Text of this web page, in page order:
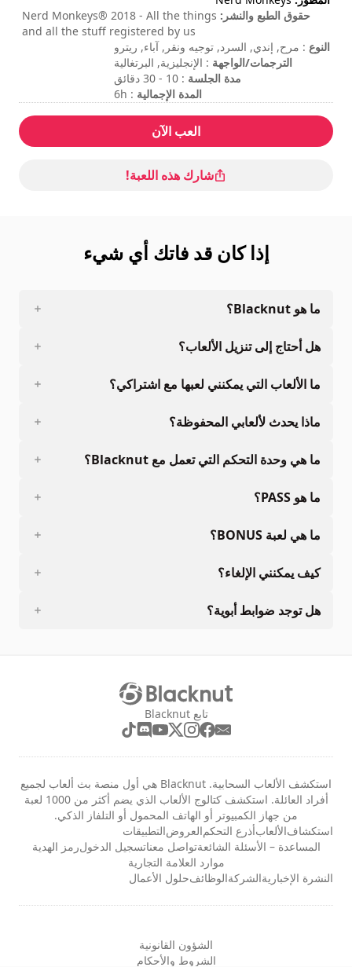
حقوق الطبع والنشر: Nerd Monkeys® 2018 - All the things
and all the stuff registered by us
النوع : مرح, إندي, السرد, توجيه ونقر, آباء, ريترو
الترجمات/الواجهة : الإنجليزية, البرتغالية
مدة الجلسة : 10 - 30 دقائق
المدة الإجمالية : 6h
العب الآن
شارك هذه اللعبة!
إذا كان قد فاتك أي شيء
ما هو Blacknut؟
هل أحتاج إلى تنزيل الألعاب؟
ما الألعاب التي يمكنني لعبها مع اشتراكي؟
ماذا يحدث لألعابي المحفوظة؟
ما هي وحدة التحكم التي تعمل مع Blacknut؟
ما هو PASS؟
ما هي لعبة BONUS؟
كيف يمكنني الإلغاء؟
هل توجد ضوابط أبوية؟
تابع Blacknut
استكشف الألعاب السحابية. Blacknut هي أول منصة بث ألعاب لجميع
أفراد العائلة. استكشف كتالوج الألعاب الذي يضم أكثر من 1000 لعبة
من جهاز الكمبيوتر أو الهاتف المحمول أو التلفاز الذكي.
استكشافالألعابأذرع التحكمالعروضالتطبيقات
المساعدة – الأسئلة الشائعةتواصل معناتسجيل الدخولرمز الهدية
موارد العلامة التجارية
النشرة الإخباريةالشركةالوظائفحلول الأعمال
الشؤون القانونية
الشروط والأحكام